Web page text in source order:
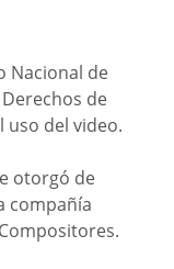
Nacional de
de
del video.
otorgó de
compañía